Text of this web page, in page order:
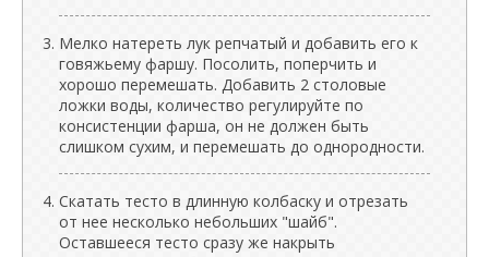
Мелко натереть лук репчатый и добавить его к
говяжьему фаршу. Посолить, поперчить и
хорошо перемешать. Добавить 2 столовые
ложки воды, количество регулируйте по
консистенции фарша, он не должен быть
слишком сухим, и перемешать до однородности.
Скатать тесто в длинную колбаску и отрезать
от нее несколько небольших "шайб".
Оставшееся тесто сразу же накрыть